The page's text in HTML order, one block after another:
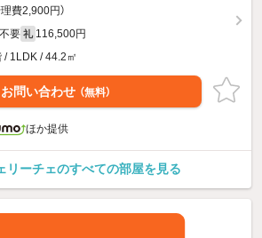
理費2,900円）
不要 礼 116,500円
/ 1LDK / 44.2㎡
お問い合わせ （無料）
ほか提供
リーチェのすべての部屋を見る